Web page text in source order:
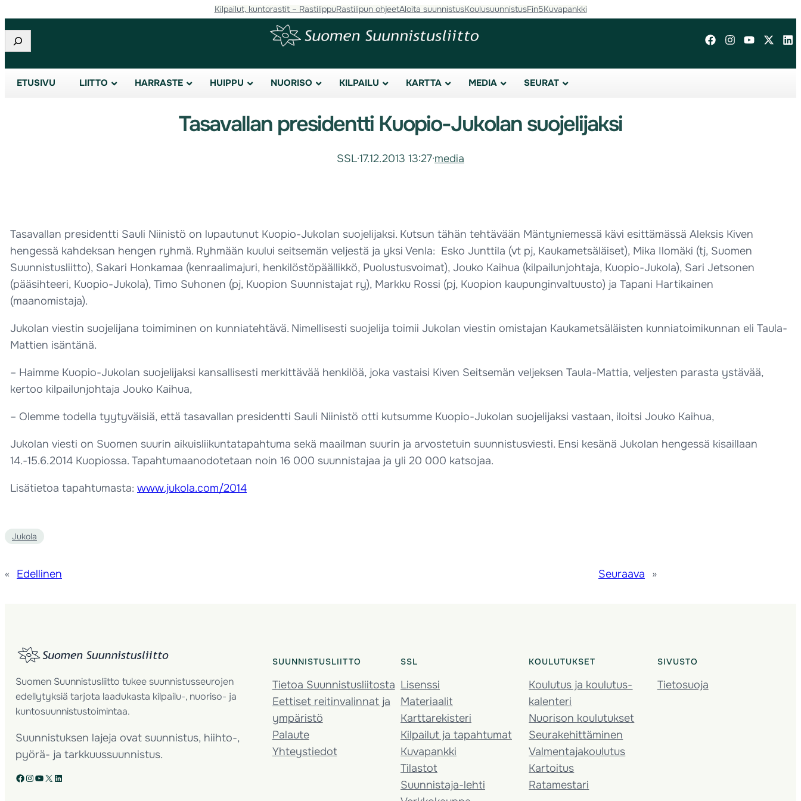
Kilpailut, kuntorastit – RastilippuRastilipun ohjeetAloita suunnistusKoulusuunnistusFin5Kuvapankki
Etsi
ETUSIVU LIITTO HARRASTE HUIPPU NUORISO KILPAILU KARTTA MEDIA SEURAT
Tasavallan presidentti Kuopio-Jukolan suojelijaksi
SSL·17.12.2013 13:27·media
Tasavallan presidentti Sauli Niinistö on lupautunut Kuopio-Jukolan suojelijaksi. Kutsun tähän tehtävään Mäntyniemessä kävi esittämässä Aleksis Kiven
hengessä kahdeksan hengen ryhmä. Ryhmään kuului seitsemän veljestä ja yksi Venla: Esko Junttila (vt pj, Kaukametsäläiset), Mika Ilomäki (tj, Suomen
Suunnistusliitto), Sakari Honkamaa (kenraalimajuri, henkilöstöpäällikkö, Puolustusvoimat), Jouko Kaihua (kilpailunjohtaja, Kuopio-Jukola), Sari Jetsonen
(pääsihteeri, Kuopio-Jukola), Timo Suhonen (pj, Kuopion Suunnistajat ry), Markku Rossi (pj, Kuopion kaupunginvaltuusto) ja Tapani Hartikainen
(maanomistaja).
Jukolan viestin suojelijana toimiminen on kunniatehtävä. Nimellisesti suojelija toimii Jukolan viestin omistajan Kaukametsäläisten kunniatoimikunnan eli Taula-
Mattien isäntänä.
– Haimme Kuopio-Jukolan suojelijaksi kansallisesti merkittävää henkilöä, joka vastaisi Kiven Seitsemän veljeksen Taula-Mattia, veljesten parasta ystävää,
kertoo kilpailunjohtaja Jouko Kaihua,
– Olemme todella tyytyväisiä, että tasavallan presidentti Sauli Niinistö otti kutsumme Kuopio-Jukolan suojelijaksi vastaan, iloitsi Jouko Kaihua,
Jukolan viesti on Suomen suurin aikuisliikuntatapahtuma sekä maailman suurin ja arvostetuin suunnistusviesti. Ensi kesänä Jukolan hengessä kisaillaan
14.-15.6.2014 Kuopiossa. Tapahtumaanodotetaan noin 16 000 suunnistajaa ja yli 20 000 katsojaa.
Lisätietoa tapahtumasta: www.jukola.com/2014
Jukola
« Edellinen Seuraava »
Suomen Suunnistusliitto tukee suunnistusseurojen
edellytyksiä tarjota laadukasta kilpailu-, nuoriso- ja
kuntosuunnistustoimintaa.
Suunnistuksen lajeja ovat suunnistus, hiihto-,
pyörä- ja tarkkuussuunnistus.
Facebook Instagram YouTube X LinkedIn
SUUNNISTUSLIITTO
Tietoa Suunnistusliitosta
Eettiset reitinvalinnat ja
ympäristö
Palaute
Yhteystiedot
SSL
Lisenssi
Materiaalit
Karttarekisteri
Kilpailut ja tapahtumat
Kuvapankki
Tilastot
Suunnistaja-lehti
KOULUTUKSET
Koulutus ja koulutus­
kalenteri
Nuorison koulutukset
Seura­kehittäminen
Valmentaja­koulutus
Kartoitus
Ratamestari
SIVUSTO
Tietosuoja